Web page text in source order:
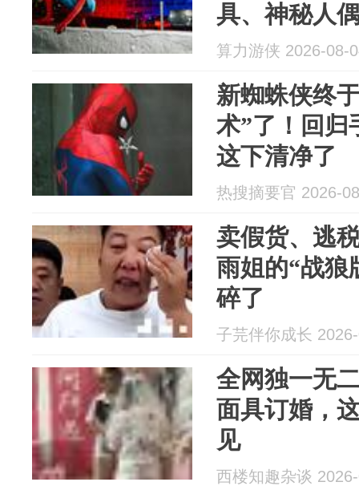
具、神秘人
算力游侠 2026-08-
新蜘蛛侠终
术”了！回归
这下清净了
热搜摘要官 2026-
卖假货、逃
雨姐的“战狼
碎了
子芫伴你成长
全网独一无
面具订婚，
见
西楼知趣杂谈